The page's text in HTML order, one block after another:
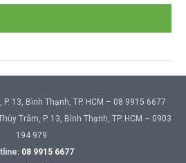
13, Bình Thạnh, TP. HCM – 08 9915 6677
Trâm, P. 13, Bình Thạnh, TP. HCM – 0903
194 979
08 9915 6677